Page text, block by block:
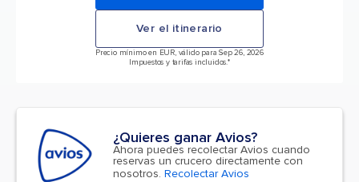
Ver el itinerario
Precio mínimo en EUR, válido para Sep 26, 2026
Impuestos y tarifas incluidos.*
¿Quieres ganar Avios?
Ahora puedes recolectar Avios cuando
reservas un crucero directamente con
nosotros. Recolectar Avios